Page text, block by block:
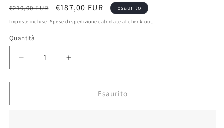
Prezzo
di
€210,00 EUR
Prezzo
scontato
€187,00 EUR Esaurito
Imposte incluse. Spese di spedizione calcolate al check-out.
Quantità
Diminuisci
quantità
per
GREEN
Aumenta
quantità
per
GREEN
Esaurito